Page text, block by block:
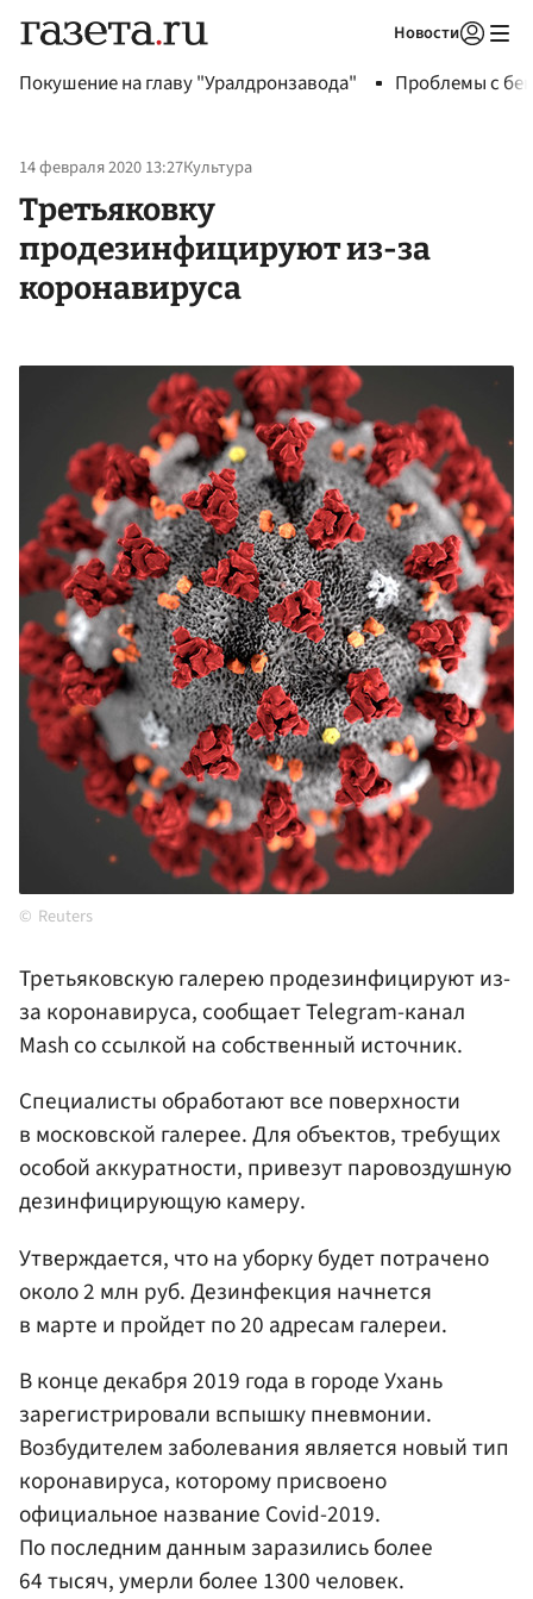
Новости
Покушение на главу "Уралдронзавода" Проблемы с
14 февраля 2020 13:27Культура
Третьяковку
продезинфицируют из-за
коронавируса
Reuters
Третьяковскую галерею продезинфицируют из-
за коронавируса, сообщает Telegram-канал
Mash со ссылкой на собственный источник.
Специалисты обработают все поверхности
в московской галерее. Для объектов, требущих
особой аккуратности, привезут паровоздушную
дезинфицирующую камеру.
Утверждается, что на уборку будет потрачено
около 2 млн руб. Дезинфекция начнется
в марте и пройдет по 20 адресам галереи.
В конце декабря 2019 года в городе Ухань
зарегистрировали вспышку пневмонии.
Возбудителем заболевания является новый тип
коронавируса, которому присвоено
официальное название Covid-2019.
По последним данным заразились более
64 тысяч, умерли более 1300 человек.